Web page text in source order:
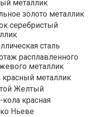
металлик
золото металлик
серебристый
сталь
расплавленного
металлик
красный металлик
Желтый
кола красная
Ньеве